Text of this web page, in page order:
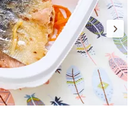
制限食